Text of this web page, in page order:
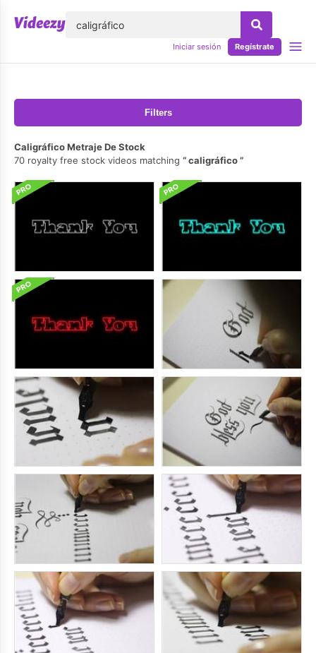
Iniciar sesión Regístrate
Filters
Caligráfico Metraje De Stock
70 royalty free stock videos matching
caligráfico